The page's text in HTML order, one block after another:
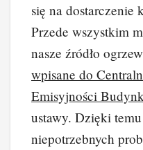
się na
Przede wszystkim
nasze źródło
wpisane do
Emisyjności
ustawy. Dzięki
niepotrzebnych